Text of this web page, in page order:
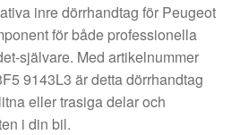
inre dörrhandtag för Peugeot
för både professionella
självare. Med artikelnummer
9143L3 är detta dörrhandtag
eller trasiga delar och
i din bil.